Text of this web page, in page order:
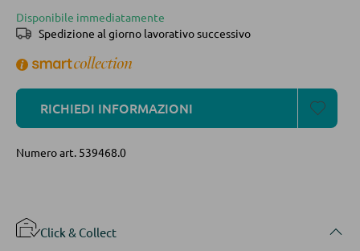
Lowboards
MENSOLATURE
Librerie
Mensole in legno
PARETI ATTREZZATE
Disponibile immediatamente
Spedizione al giorno lavorativo successivo
RICHIEDI INFORMAZIONI
Numero art. 539468.0
Click & Collect